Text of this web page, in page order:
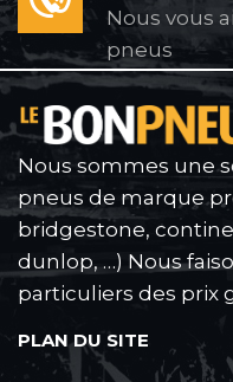
Nous vous
pneus
Nous sommes une
pneus de marque
bridgestone,
dunlop, …) Nous
particuliers des prix
PLAN DU SITE